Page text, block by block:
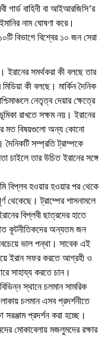
গার্ড বাহিনী বা আইআরজিসি’র
নাম ঘোষণা করে।
বিভাগে বিশ্বের ১০ জন সেরা
সমর্থকরা কী বলছে তার
কী বলছে। মার্কিন দৈনিক
নেতৃত্ব দেয়ার ক্ষেত্রে
রাখতে সক্ষম নয়। ইরানের
মত বিষয়গুলো অন্য কোনো
সম্প্রতি ট্রাম্পকে
চাইলে তার উচিত ইরানের সঙ্গে
বিপ্লব হওয়ার হওয়ার পর থেকে
থেকেছে। ট্রাম্পের শাসনামলে
বিপ্লবী ছাত্রদের হাতে
কূটনীতিকদের অন্যতম জন
ভাল পন্থা। সাবেক এই
ইরান সফর করতে আগ্রহী ও
সাহায্য করতে চান।
স্থানে চলমান সামরিক
চলমান এসব প্রদর্শনীতে
প্রদর্শন করা হচ্ছে।
মোকাবেলায় মজলুমদের রক্ষার